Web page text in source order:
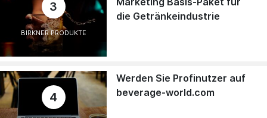
3
BIRKNER PRODUKTE
die Getränkeindustrie
4
Werden Sie Profinutzer auf
beverage-world.com